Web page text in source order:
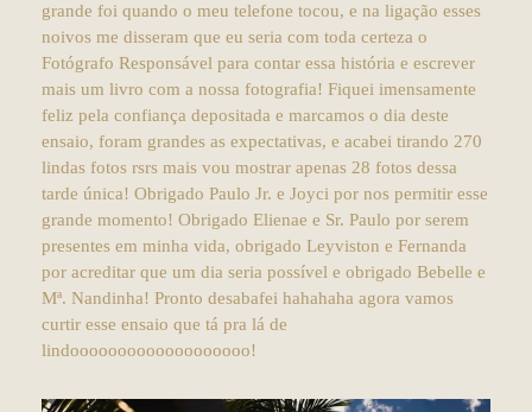
grande foi quando o meu telefone tocou, e na ligação esses
noivos me disseram que eu seria com toda certeza o
Fotógrafo Responsável para contar essa história e escrever
mais um livro com a nossa fotografia! Fiquei imensamente
feliz pela confiança depositada e marcamos o dia deste
ensaio, foram grandes as expectativas, e acabei tirando 270
lindas fotos rsrs mais vou mostrar apenas 28 fotos dessa
tarde única! Obrigado Paulo Jr. e Joyci por nos permitir esse
grande momento! Obrigado Elienae e Sr. Paulo por serem
presentes em minha vida, obrigado Leyviston e Fernanda
por acreditar que um dia seria possível e obrigado Bebelle e
Mª. Nandinha! Pronto desabafei hahahaha agora vamos
curtir esse ensaio que tá pra lá de
lindooooooooooooooooooo!